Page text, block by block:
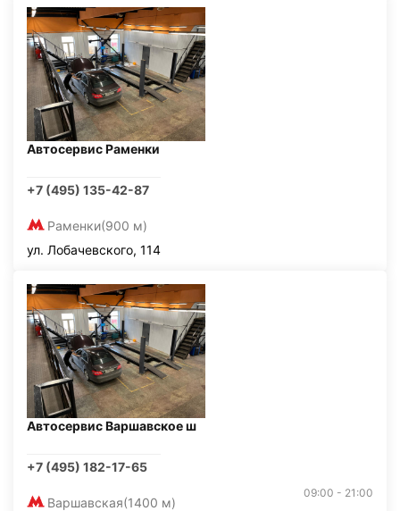
Автосервис Раменки
+7 (495) 135-42-87
Раменки(900 м)
ул. Лобачевского, 114
Автосервис Варшавское ш
+7 (495) 182-17-65
Варшавская(1400 м)
09:00 - 21:00